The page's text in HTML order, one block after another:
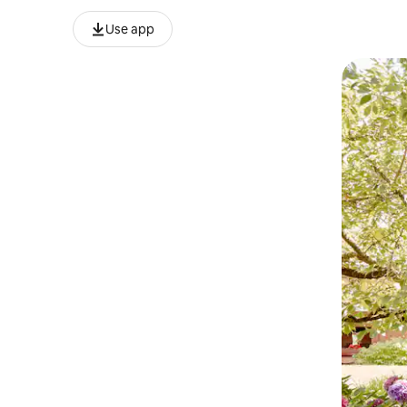
Use app